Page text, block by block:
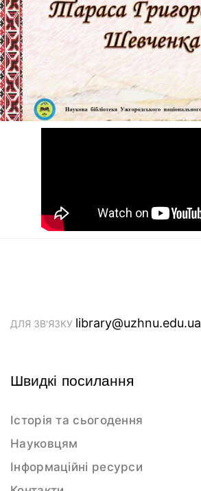
ДЛЯ ЗВ'ЯЗКУ library@uzhnu.edu.ua
Швидкі посилання
Історія та сьогодення
Науковцям
Інформаційні ресурси